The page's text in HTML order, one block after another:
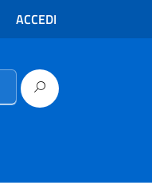
ACCEDI